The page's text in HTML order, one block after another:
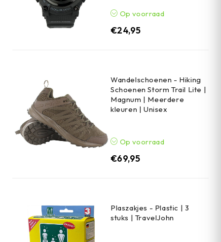
Op voorraad
€24,95
Wandelschoenen - Hiking
Schoenen Storm Trail Lite |
Magnum | Meerdere
kleuren | Unisex
Op voorraad
€69,95
Plaszakjes - Plastic | 3
stuks | TravelJohn